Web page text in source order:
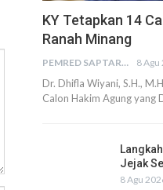
KY Tetapkan 14
Ranah Minang
PEMRED SAPTARIUS 8 Agu
Dr. Dhifla Wiyani, S.H.,
Calon Hakim Agung yang
Jejak
8 Agu